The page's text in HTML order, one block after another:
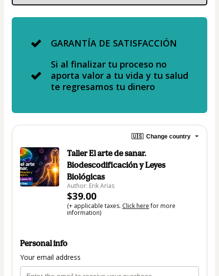
GARANTÍA DE SATISFACCIÓN
Si al finalizar tu proceso no
aporta valor a tu vida y tu salud
te regresamos tu dinero
🇺🇸 Change country
Taller El arte de sanar.
Biodescodificación y Leyes
Biológicas
Author: Erik Arias
$39.00
(+ applicable taxes. Click herefor more
information)
Personal info
Your email address